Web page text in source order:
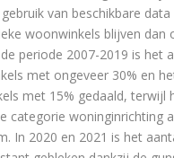
van beschikbare
woonwinkels blijven dan
periode 2007-2019 is het
met ongeveer 30% en
met 15% gedaald, terwijl
categorie woninginrichting
In 2020 en 2021 is het